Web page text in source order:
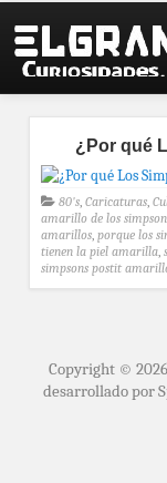
¿Por qué
80's, Caricaturas,
amarillo de los
amarillos, porque los
tienen la piel amarilla,
simpsons postit
Copyright © 2026
desarrollado por